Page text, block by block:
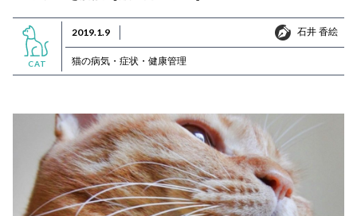
CAT
2019.1.9 石井 香絵
石井 香絵
猫の病気・症状・健康管理